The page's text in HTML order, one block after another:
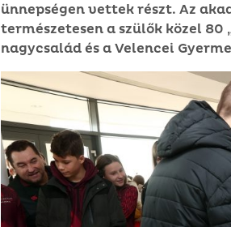
ünnepségen vettek részt. Az
természetesen a szülők közel
nagycsalád és a Velencei